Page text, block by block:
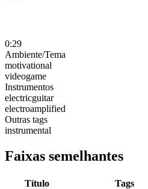
0:29
Ambiente/Tema
motivational
videogame
Instrumentos
electricguitar
electroamplified
Outras tags
instrumental
Faixas semelhantes
Título Tags